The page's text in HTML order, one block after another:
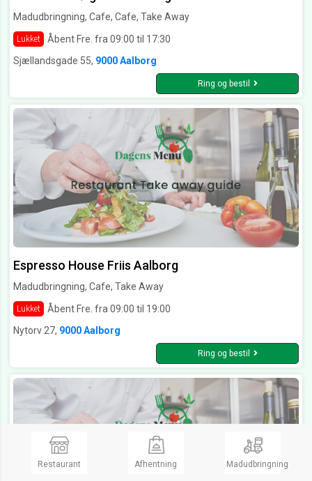
Madudbringning, Cafe, Cafe, Take Away
Lukket
Åbent Fre. fra 09:00 til 17:30
Sjællandsgade 55, 9000 Aalborg
Ring og bestil
Espresso House Friis Aalborg
Madudbringning, Cafe, Take Away
Lukket
Åbent Fre. fra 09:00 til 19:00
Nytorv 27, 9000 Aalborg
Ring og bestil
Restaurant Afhentning Madudbringning